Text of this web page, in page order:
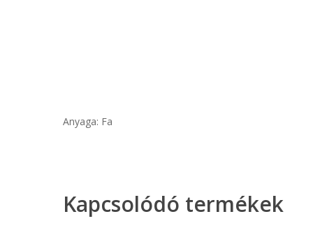
Anyaga: Fa
Kapcsolódó termékek